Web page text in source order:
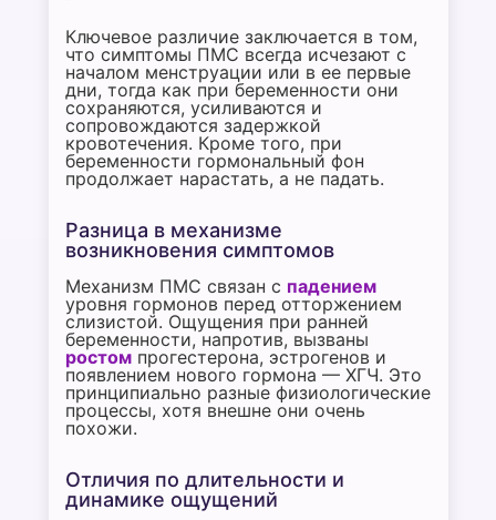
Ключевое различие заключается в том,
что симптомы ПМС всегда исчезают с
началом менструации или в ее первые
дни, тогда как при беременности они
сохраняются, усиливаются и
сопровождаются задержкой
кровотечения. Кроме того, при
беременности гормональный фон
продолжает нарастать, а не падать.
Разница в механизме
возникновения симптомов
Механизм ПМС связан с падением
уровня гормонов перед отторжением
слизистой. Ощущения при ранней
беременности, напротив, вызваны
ростом прогестерона, эстрогенов и
появлением нового гормона — ХГЧ. Это
принципиально разные физиологические
процессы, хотя внешне они очень
похожи.
Отличия по длительности и
динамике ощущений